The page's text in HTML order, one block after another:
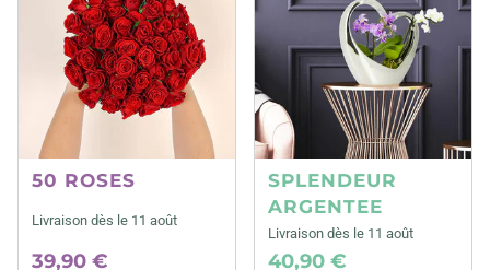
50 ROSES
Livraison dès le 11 août
39,90 €
SPLENDEUR
ARGENTEE
Livraison dès le 11 août
40,90 €